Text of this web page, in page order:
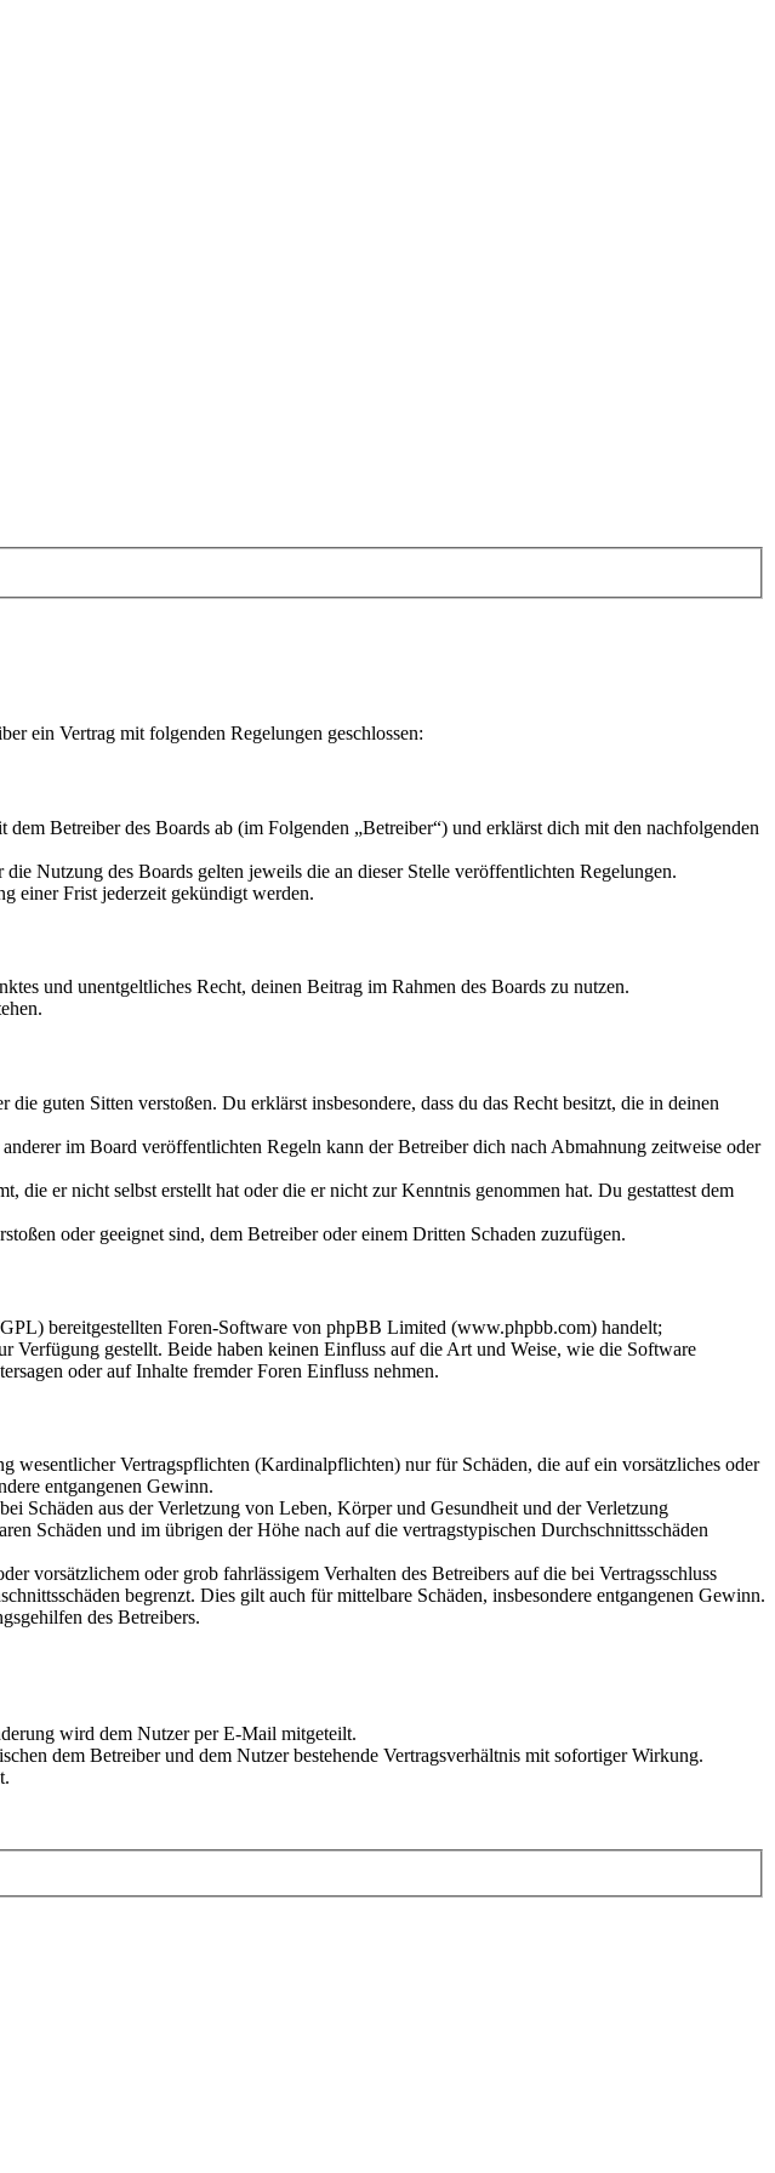
ein Vertrag mit folgenden Regelungen geschlossen:
Betreiber des Boards ab (im Folgenden „Betreiber“) und erklärst dich mit den nachfolgenden
Nutzung des Boards gelten jeweils die an dieser Stelle veröffentlichten Regelungen.
einer Frist jederzeit gekündigt werden.
und unentgeltliches Recht, deinen Beitrag im Rahmen des Boards zu nutzen.
guten Sitten verstoßen. Du erklärst insbesondere, dass du das Recht besitzt, die in deinen
im Board veröffentlichten Regeln kann der Betreiber dich nach Abmahnung zeitweise oder
er nicht selbst erstellt hat oder die er nicht zur Kenntnis genommen hat. Du gestattest dem
oder geeignet sind, dem Betreiber oder einem Dritten Schaden zuzufügen.
bereitgestellten Foren-Software von phpBB Limited (www.phpbb.com) handelt;
gestellt. Beide haben keinen Einfluss auf die Art und Weise, wie die Software
oder auf Inhalte fremder Foren Einfluss nehmen.
Vertragspflichten (Kardinalpflichten) nur für Schäden, die auf ein vorsätzliches oder
entgangenen Gewinn.
Schäden aus der Verletzung von Leben, Körper und Gesundheit und der Verletzung
Schäden und im übrigen der Höhe nach auf die vertragstypischen Durchschnittsschäden
vorsätzlichem oder grob fahrlässigem Verhalten des Betreibers auf die bei Vertragsschluss
begrenzt. Dies gilt auch für mittelbare Schäden, insbesondere entgangenen Gewinn.
des Betreibers.
wird dem Nutzer per E-Mail mitgeteilt.
dem Betreiber und dem Nutzer bestehende Vertragsverhältnis mit sofortiger Wirkung.